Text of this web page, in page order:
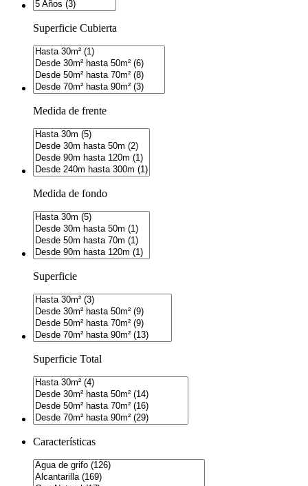
Superficie Cubierta
Medida de frente
Medida de fondo
Superficie
Superficie Total
Características